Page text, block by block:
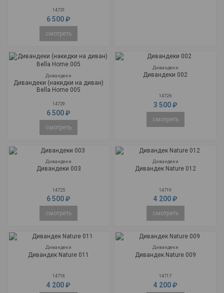
14731
6 500 ₽
смотреть
Дивандеки
Дивандеки (накидки на диван)
Bella Home 005
14729
6 500 ₽
смотреть
Дивандеки
Дивандеки 002
14726
3 500 ₽
смотреть
Дивандеки
Дивандеки 003
14725
6 500 ₽
смотреть
Дивандеки
Дивандек Nature 012
14719
4 200 ₽
смотреть
Дивандеки
Дивандек Nature 011
14718
4 200 ₽
Дивандеки
Дивандек Nature 009
14717
4 200 ₽